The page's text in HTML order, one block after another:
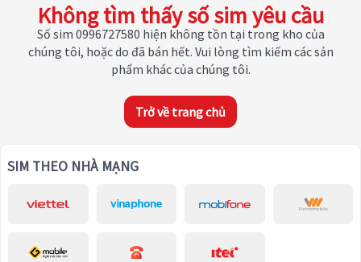
Không tìm thấy số sim yêu cầu
Số sim 0996727580 hiện không tồn tại trong kho của
chúng tôi, hoặc do đã bán hết. Vui lòng tìm kiếm các sản
phẩm khác của chúng tôi.
Trở về trang chủ
SIM THEO NHÀ MẠNG